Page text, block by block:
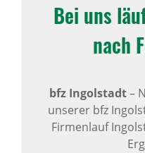
Bei uns
nach
bfz Ingolstadt–
unserer bfz
Firmenlauf